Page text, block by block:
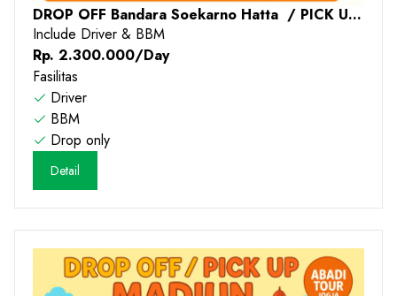
DROP OFF Bandara Soekarno Hatta / PICK UP
Soekarno Hatta - 2026
Include Driver & BBM
Rp. 2.300.000/Day
Fasilitas
Driver
BBM
Drop only
Detail